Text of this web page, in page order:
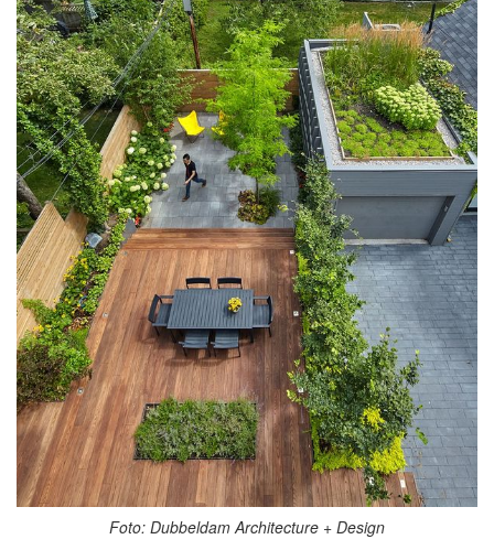
Foto: Dubbeldam Architecture + Design